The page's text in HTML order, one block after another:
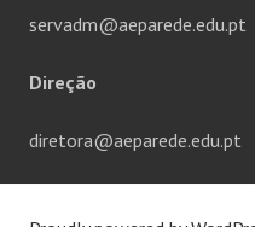
servadm@aeparede.edu.pt
Direção
diretora@aeparede.edu.pt